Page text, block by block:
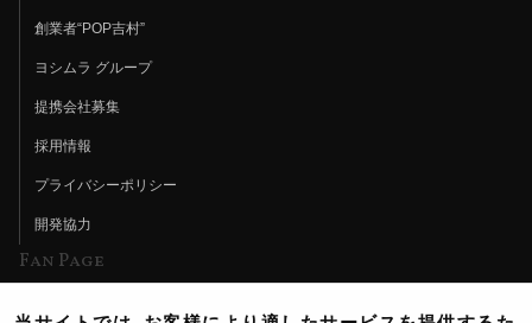
創業者“POP吉村”
ヨシムラ グループ
提携会社募集
採用情報
プライバシーポリシー
開発協力
Fan Page